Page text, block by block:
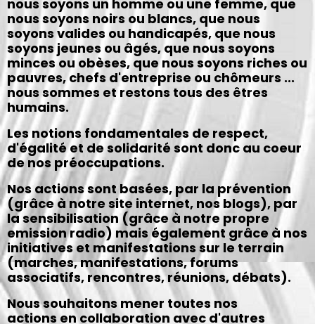
nous soyons un homme ou une femme, que
nous soyons noirs ou blancs, que nous
soyons valides ou handicapés, que nous
soyons jeunes ou âgés, que nous soyons
minces ou obèses, que nous soyons riches ou
pauvres, chefs d'entreprise ou chômeurs ...
nous sommes et restons tous des êtres
humains.
Les notions fondamentales de respect,
d'égalité et de solidarité sont donc au coeur
de nos préoccupations.
Nos actions sont basées, par la prévention
(grâce à notre site internet, nos blogs), par
la sensibilisation (grâce à notre propre
emission radio) mais également grâce à nos
initiatives et manifestations sur le terrain
(marches, manifestations, forums
associatifs, rencontres, réunions, débats).
Nous souhaitons mener toutes nos
actions en collaboration avec d'autres